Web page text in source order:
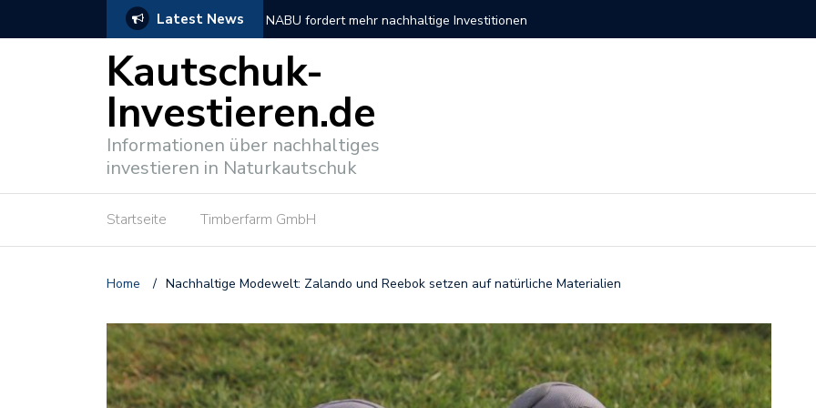
Latest News So verlief der DNP Unternehmen 2026
Kautschuk-
Investieren.de
Informationen über nachhaltiges
investieren in Naturkautschuk
Startseite Timberfarm GmbH
Home / Nachhaltige Modewelt: Zalando und Reebok setzen auf natürliche Materialien